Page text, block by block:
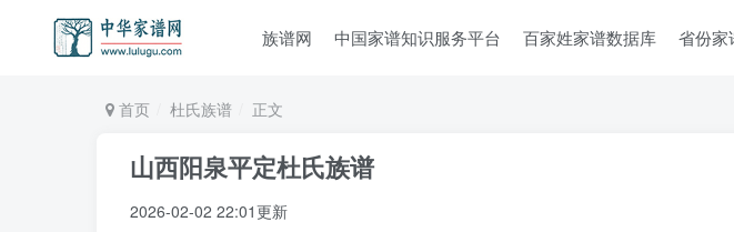
族谱网 中国家谱知识服务平台 百家姓家谱数据库 省份家
首页 杜氏族谱 正文
山西阳泉平定杜氏族谱
2026-02-02 22:01更新